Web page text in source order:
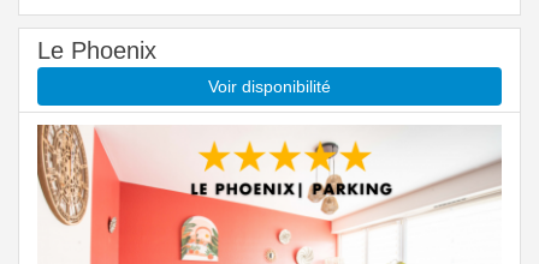
Le Phoenix
Voir disponibilité